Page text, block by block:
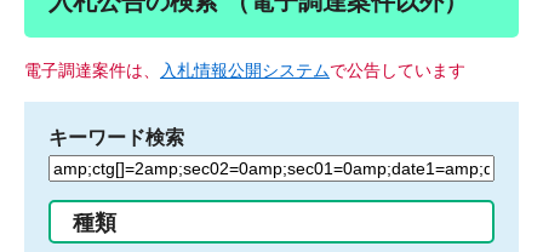
電子調達案件は、 入札情報公開システムで公告しています
キーワード検索
検
る
種類